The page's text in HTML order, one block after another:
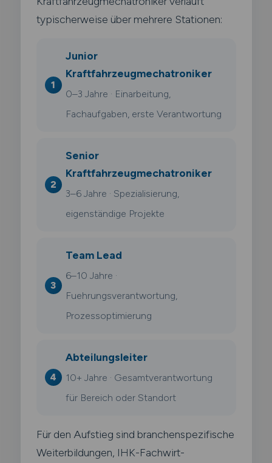
typischerweise über mehrere Stationen:
Junior
Kraftfahrzeugmechatroniker
0–3 Jahre · Einarbeitung,
Fachaufgaben, erste Verantwortung
Senior
Kraftfahrzeugmechatroniker
3–6 Jahre · Spezialisierung,
eigenständige Projekte
Team Lead
6–10 Jahre ·
Fuehrungsverantwortung,
Prozessoptimierung
Abteilungsleiter
10+ Jahre · Gesamtverantwortung
für Bereich oder Standort
Für den Aufstieg sind branchenspezifische
Weiterbildungen, IHK-Fachwirt-